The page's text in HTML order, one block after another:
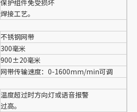
保护组件免受损坏
焊接工艺。
不锈钢网带
300毫米
900±20毫米
网带传输速度：0-1600mm/min可调
温度超过时方向灯或语音报警
过高。